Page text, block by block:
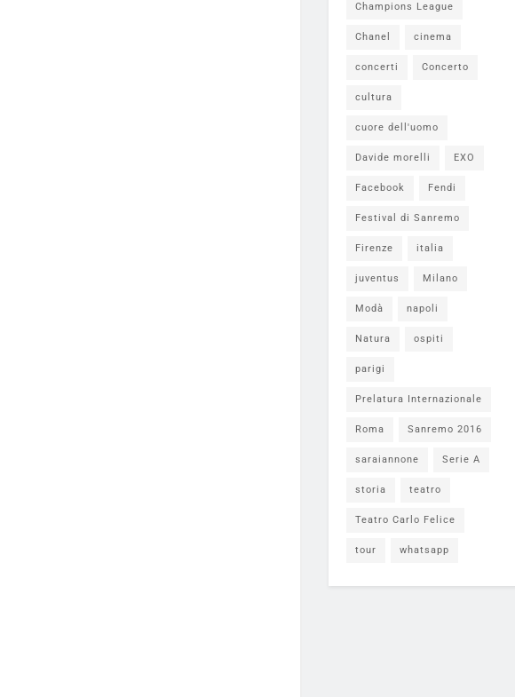
Champions League
Chanel cinema
concerti Concerto
cultura
cuore dell'uomo
Davide morelli EXO
Facebook Fendi
Festival di Sanremo
Firenze italia
juventus Milano
Modà napoli
Natura ospiti
parigi
Prelatura Internazionale
Roma Sanremo 2016
saraiannone Serie A
storia teatro
Teatro Carlo Felice
tour whatsapp